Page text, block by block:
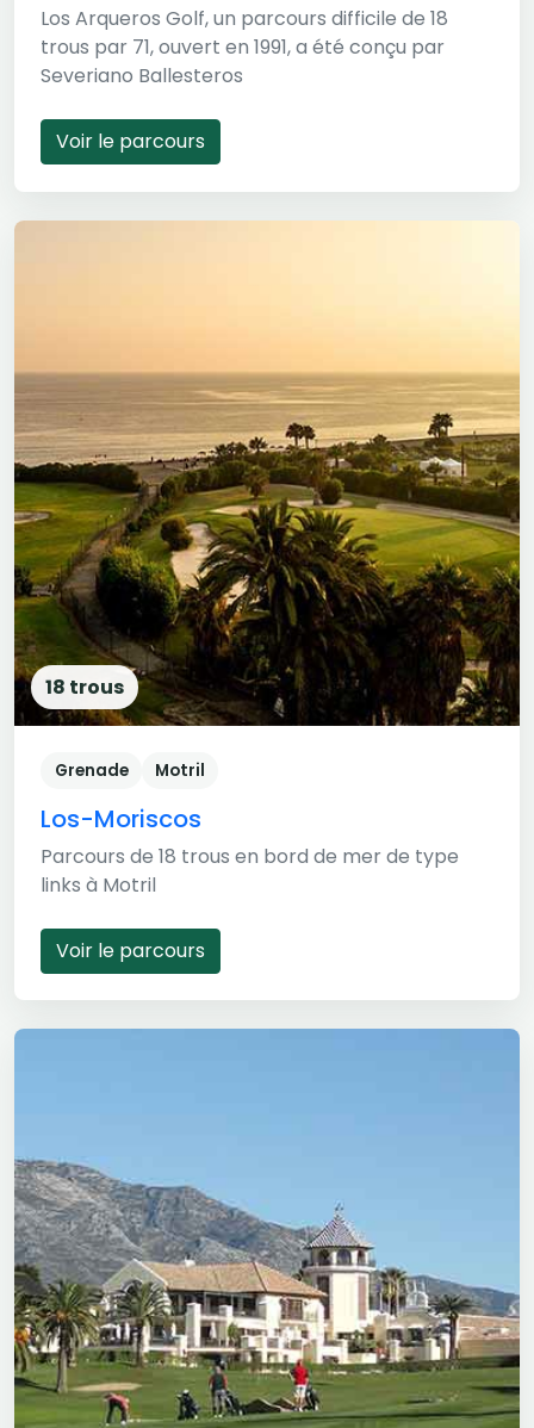
Los Arqueros Golf, un parcours difficile de 18
trous par 71, ouvert en 1991, a été conçu par
Severiano Ballesteros
Voir le parcours
18 trous
Grenade Motril
Los-Moriscos
Parcours de 18 trous en bord de mer de type
links à Motril
Voir le parcours